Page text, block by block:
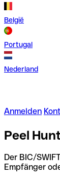
België
Portugal
Nederland
Anmelden
Peel
Der BIC/
Empfänger